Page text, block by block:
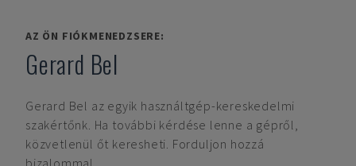
AZ ÖN FIÓKMENEDZSERE:
Gerard Bel
Gerard Bel az egyik használtgép-kereskedelmi
szakértőnk. Ha további kérdése lenne a gépről,
közvetlenül őt keresheti. Forduljon hozzá
bizalommal.